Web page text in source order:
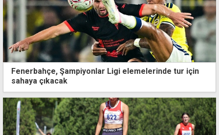
Fenerbahçe, Şampiyonlar Ligi elemelerinde tur için
sahaya çıkacak